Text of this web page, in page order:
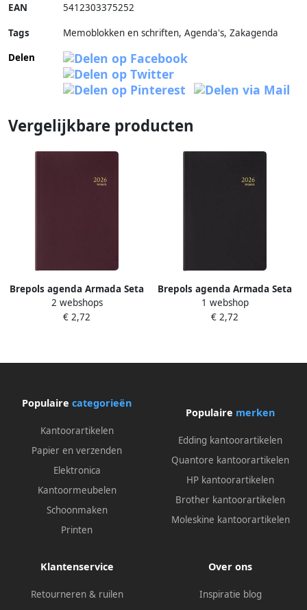
EAN 5412303375252
Tags
Memoblokken en schriften, Agenda's, Zakagenda
Delen
Vergelijkbare producten
Brepols agenda Armada Seta
4-talig bordeaux 2022
2 webshops
€ 2,72
Brepols agenda Armada Seta
4-talig zwart 2026
1 webshop
€ 2,72
Populaire categorieën
Kantoorartikelen
Papier en verzenden
Elektronica
Kantoormeubelen
Schoonmaken
Printen
Populaire merken
Edding kantoorartikelen
Quantore kantoorartikelen
HP kantoorartikelen
Brother kantoorartikelen
Moleskine kantoorartikelen
Klantenservice
Retourneren & ruilen
Over ons
Inspiratie blog